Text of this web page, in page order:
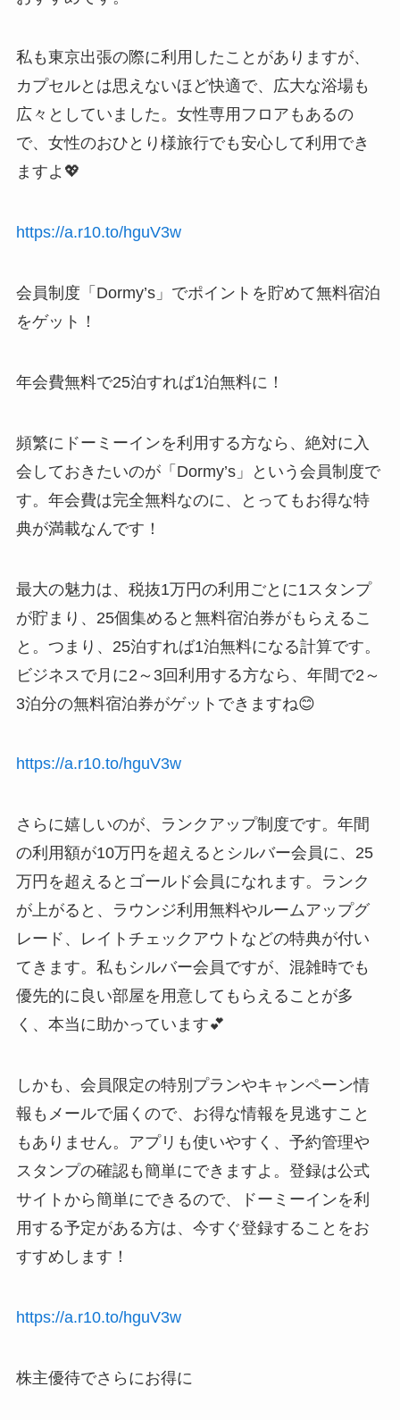
私も東京出張の際に利用したことがありますが、
カプセルとは思えないほど快適で、広大な浴場も
広々としていました。女性専用フロアもあるの
で、女性のおひとり様旅行でも安心して利用でき
ますよ💖
https://a.r10.to/hguV3w
会員制度「Dormy’s」でポイントを貯めて無料宿泊
をゲット！
年会費無料で25泊すれば1泊無料に！
頻繁にドーミーインを利用する方なら、絶対に入
会しておきたいのが「Dormy’s」という会員制度で
す。年会費は完全無料なのに、とってもお得な特
典が満載なんです！
最大の魅力は、税抜1万円の利用ごとに1スタンプ
が貯まり、25個集めると無料宿泊券がもらえるこ
と。つまり、25泊すれば1泊無料になる計算です。
ビジネスで月に2～3回利用する方なら、年間で2～
3泊分の無料宿泊券がゲットできますね😊
https://a.r10.to/hguV3w
さらに嬉しいのが、ランクアップ制度です。年間
の利用額が10万円を超えるとシルバー会員に、25
万円を超えるとゴールド会員になれます。ランク
が上がると、ラウンジ利用無料やルームアップグ
レード、レイトチェックアウトなどの特典が付い
てきます。私もシルバー会員ですが、混雑時でも
優先的に良い部屋を用意してもらえることが多
く、本当に助かっています💕
しかも、会員限定の特別プランやキャンペーン情
報もメールで届くので、お得な情報を見逃すこと
もありません。アプリも使いやすく、予約管理や
スタンプの確認も簡単にできますよ。登録は公式
サイトから簡単にできるので、ドーミーインを利
用する予定がある方は、今すぐ登録することをお
すすめします！
https://a.r10.to/hguV3w
株主優待でさらにお得に